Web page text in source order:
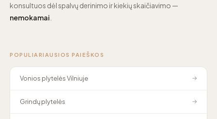
konsultuos dėl spalvų derinimo ir kiekių skaičiavimo —
nemokamai
POPULIARIAUSIOS PAIEŠKOS
Vonios plytelės Vilniuje →
Grindų plytelės →